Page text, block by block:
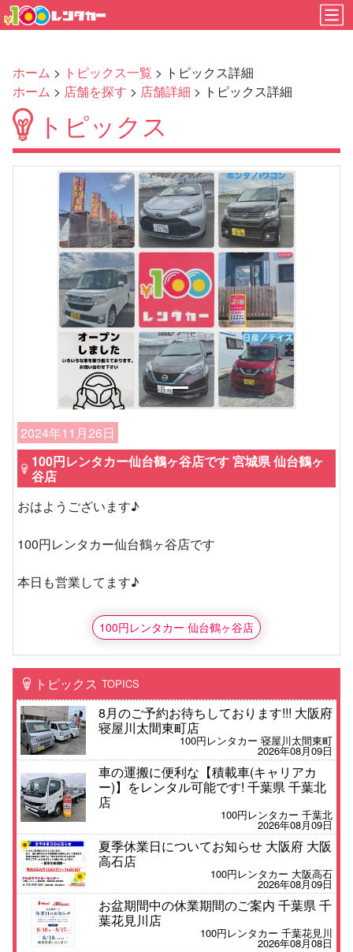
ホーム > トピックス一覧 > トピックス詳細
ホーム > 店舗を探す > 店舗詳細 > トピックス詳細
トピックス
Previous
2024年11月26日
100円レンタカー仙台鶴ヶ谷店です 宮城県 仙台鶴ヶ
谷店
おはようございます♪
100円レンタカー仙台鶴ヶ谷店です
本日も営業してます♪
100円レンタカー 仙台鶴ヶ谷店
トピックス TOPICS
8月のご予約お待ちしております!!! 大阪府
寝屋川太間東町店
100円レンタカー 寝屋川太間東町
2026年08月09日
車の運搬に便利な【積載車(キャリアカ
ー)】をレンタル可能です! 千葉県 千葉北
店
100円レンタカー 千葉北
2026年08月09日
夏季休業日についてお知らせ 大阪府 大阪
高石店
100円レンタカー 大阪高石
2026年08月09日
お盆期間中の休業期間のご案内 千葉県 千
葉花見川店
100円レンタカー 千葉花見川
2026年08月08日